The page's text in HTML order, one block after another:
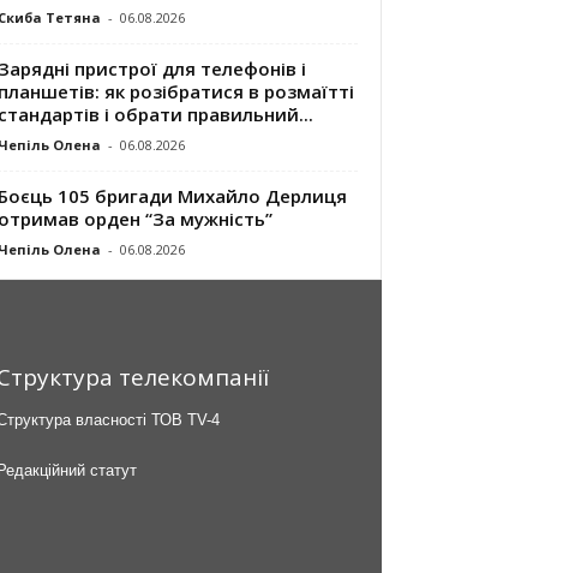
Скиба Тетяна - 06.08.2026
Зарядні пристрої для телефонів і
планшетів: як розібратися в розмаїтті
стандартів і обрати правильний...
Чепіль Олена - 06.08.2026
Боєць 105 бригади Михайло Дерлиця
отримав орден “За мужність”
Чепіль Олена - 06.08.2026
телекомпанії
власності ТОВ TV-4
Редакційний статут